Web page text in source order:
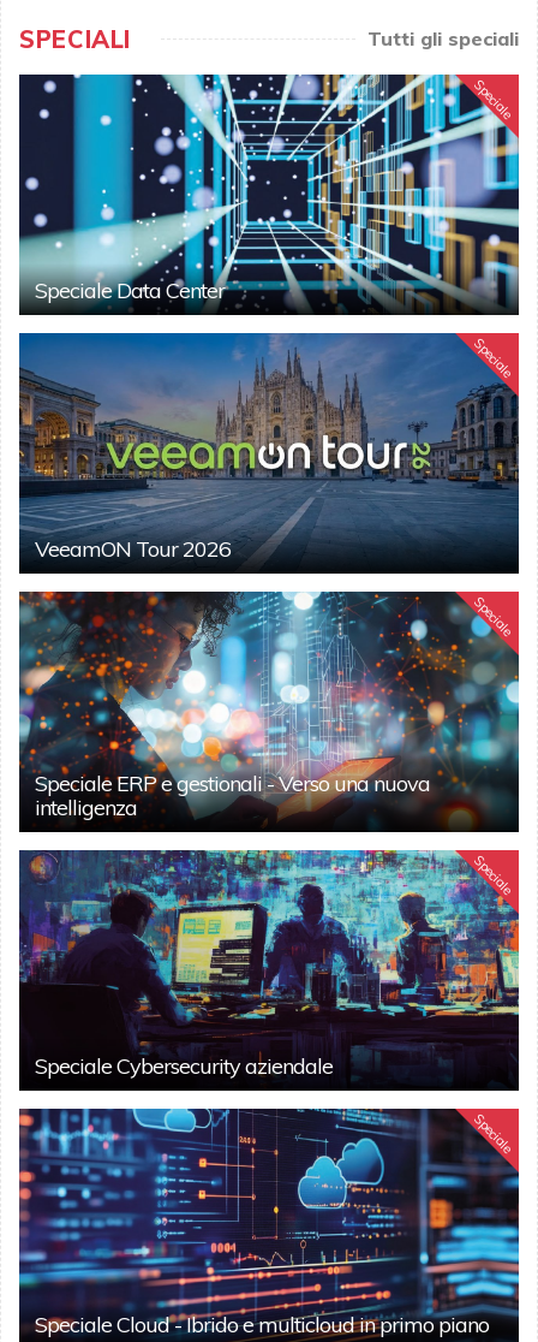
SPECIALI Tutti gli speciali
Speciale
Speciale Data Center
Speciale
VeeamON Tour 2026
Speciale
Speciale ERP e gestionali - Verso una nuova
intelligenza
Speciale
Speciale Cybersecurity aziendale
Speciale
Speciale Cloud - Ibrido e multicloud in primo piano